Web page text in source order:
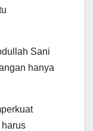
Sani
hanya